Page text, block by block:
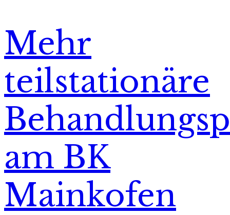
Mehr
teilstationäre
am BK
Mainkofen